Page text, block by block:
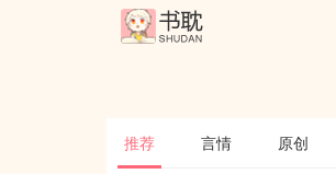
推荐 言情 原创